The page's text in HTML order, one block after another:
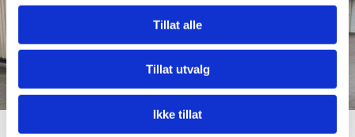
Tillat alle
Tillat utvalg
Ikke tillat
Trenger du hjelp med soping?